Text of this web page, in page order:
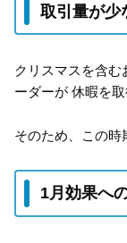
取引量が少
クリスマスを含む
ーダーが 休暇を
そのため、この時
1月効果へ